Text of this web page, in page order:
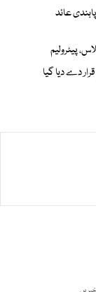
عائد
پیٹرولیم
دے دیا گیا